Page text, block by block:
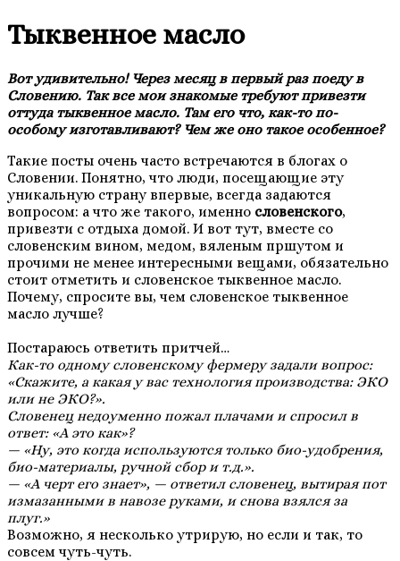
Тыквенное масло
Вот удивительно! Через месяц в первый раз поеду в
Словению. Так все мои знакомые требуют привезти
оттуда тыквенное масло. Там его что, как-то по-
особому изготавливают? Чем же оно такое особенное?
Такие посты очень часто встречаются в блогах о
Словении. Понятно, что люди, посещающие эту
уникальную страну впервые, всегда задаются
вопросом: а что же такого, именно словенского,
привезти с отдыха домой. И вот тут, вместе со
словенским вином, медом, вяленым пршутом и
прочими не менее интересными вещами, обязательно
стоит отметить и словенское тыквенное масло.
Почему, спросите вы, чем словенское тыквенное
масло лучше?
Постараюсь ответить притчей…
Как-то одному словенскому фермеру задали вопрос:
«Скажите, а какая у вас технология производства: ЭКО
или не ЭКО?».
Словенец недоуменно пожал плачами и спросил в
ответ:«А это как»?
— «Ну, это когда используются только био-удобрения,
био-материалы, ручной сбор и т.д.».
— «А черт его знает», — ответил словенец, вытирая пот
измазанными в навозе руками, и снова взялся за
плуг.»
Возможно, я несколько утрирую, но если и так, то
совсем чуть-чуть.